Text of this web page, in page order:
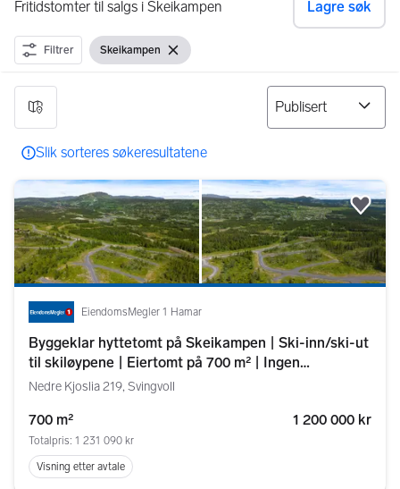
Fritidstomter til salgs i Skeikampen Lagre søk
Filtrer Vis filter
Skeikampen Fjern filter
17 resultater
Slik sorteres søkeresultatene
EiendomsMegler 1 Hamar
Byggeklar hyttetomt på Skeikampen | Ski-inn/ski-ut
til skiløypene | Eiertomt på 700 m² | Ingen
byggeklausul
Nedre Kjoslia 219, Svingvoll
700 m² 1 200 000 kr
Totalpris: 1 231 090 kr
Visning etter avtale